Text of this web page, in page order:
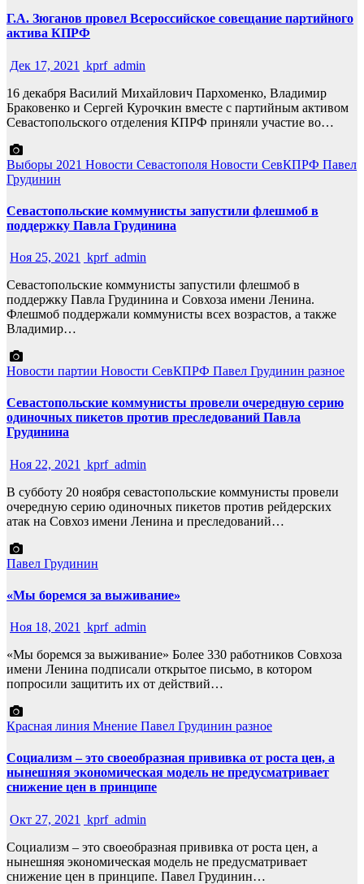
Г.А. Зюганов провел Всероссийское совещание партийного
актива КПРФ
Дек 17, 2021
kprf_admin
16 декабря Василий Михайлович Пархоменко, Владимир
Браковенко и Сергей Курочкин вместе с партийным активом
Севастопольского отделения КПРФ приняли участие во…
Выборы 2021 Новости Севастополя Новости СевКПРФ Павел
Грудинин
Севастопольские коммунисты запустили флешмоб в
поддержку Павла Грудинина
Ноя 25, 2021
kprf_admin
Севастопольские коммунисты запустили флешмоб в
поддержку Павла Грудинина и Совхоза имени Ленина.
Флешмоб поддержали коммунисты всех возрастов, а также
Владимир…
Новости партии Новости СевКПРФ Павел Грудинин разное
Севастопольские коммунисты провели очередную серию
одиночных пикетов против преследований Павла
Грудинина
Ноя 22, 2021
kprf_admin
В субботу 20 ноября севастопольские коммунисты провели
очередную серию одиночных пикетов против рейдерских
атак на Совхоз имени Ленина и преследований…
Павел Грудинин
«Мы боремся за выживание»
Ноя 18, 2021
kprf_admin
«Мы боремся за выживание» Более 330 работников Совхоза
имени Ленина подписали открытое письмо, в котором
попросили защитить их от действий…
Красная линия Мнение Павел Грудинин разное
Социализм – это своеобразная прививка от роста цен, а
нынешняя экономическая модель не предусматривает
снижение цен в принципе
Окт 27, 2021
kprf_admin
Социализм – это своеобразная прививка от роста цен, а
нынешняя экономическая модель не предусматривает
снижение цен в принципе. Павел Грудинин…